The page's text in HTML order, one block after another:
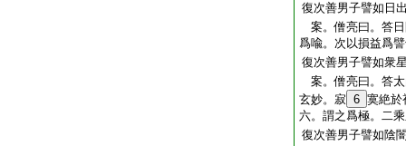
復次善男子譬如日
案。僧亮曰。答
爲喩。次以損益爲
復次善男子譬如衆
案。僧亮曰。答
玄妙。寂 6 寞絶於
六。謂之爲極。二
復次善男子譬如陰